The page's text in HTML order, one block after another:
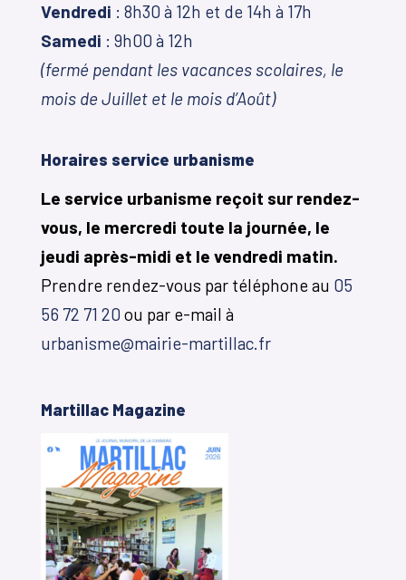
Vendredi : 8h30 à 12h et de 14h à 17h
Samedi : 9h00 à 12h
(fermé pendant les vacances scolaires, le
mois de Juillet et le mois d’Août)
Horaires service urbanisme
Le service urbanisme reçoit sur rendez-
vous, le mercredi toute la journée, le
jeudi après-midi et le vendredi matin.
Prendre rendez-vous par téléphone au 05
56 72 71 20 ou par e-mail à
urbanisme@mairie-martillac.fr
Martillac Magazine